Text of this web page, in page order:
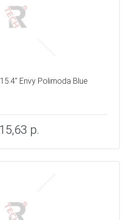
Envy Polimoda Blue
р.